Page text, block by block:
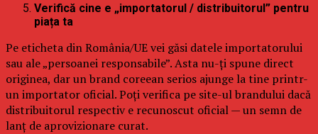
Verifică cine e „importatorul / distribuitorul” pentru
piața ta
Pe eticheta din România/UE vei găsi datele importatorului
sau ale „persoanei responsabile”. Asta nu-ți spune direct
originea, dar un brand coreean serios ajunge la tine printr-
un importator oficial. Poți verifica pe site-ul brandului dacă
distribuitorul respectiv e recunoscut oficial — un semn de
lanț de aprovizionare curat.